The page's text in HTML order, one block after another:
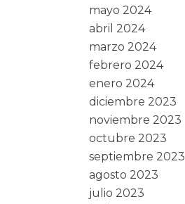
mayo 2024
abril 2024
marzo 2024
febrero 2024
enero 2024
diciembre 2023
noviembre 2023
octubre 2023
septiembre 2023
agosto 2023
julio 2023